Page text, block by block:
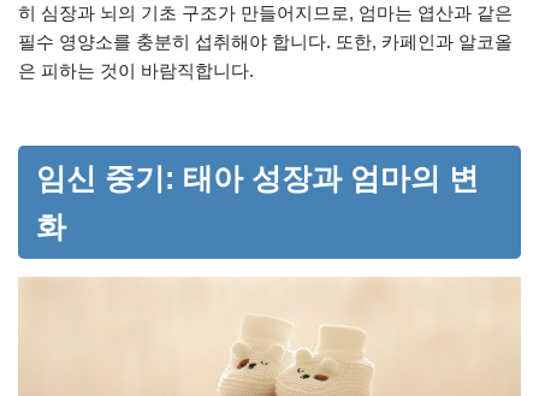
히 심장과 뇌의 기초 구조가 만들어지므로, 엄마는 엽산과 같은
필수 영양소를 충분히 섭취해야 합니다. 또한, 카페인과 알코올
은 피하는 것이 바람직합니다.
임신 중기: 태아 성장과 엄마의 변
화